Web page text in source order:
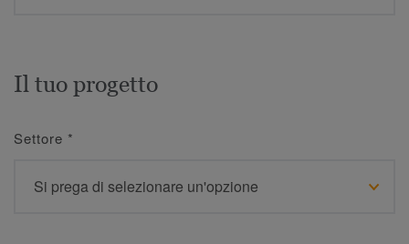
Il tuo progetto
Settore *